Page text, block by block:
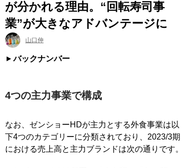
が分かれる理由。“回転寿司事
業”が大きなアドバンテージに
山口伸
バックナンバー
4つの主力事業で構成
なお、ゼンショーHDが主力とする外食事業は以
下4つのカテゴリーに分類されており、2023/3期
における売上高と主力ブランドは次の通りです。